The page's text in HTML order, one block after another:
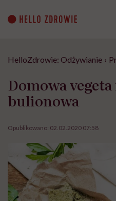
content
HelloZdrowie: Odżywianie ›
Domowa
bulionowa
Opublikowano: 02.02.2020 07:58